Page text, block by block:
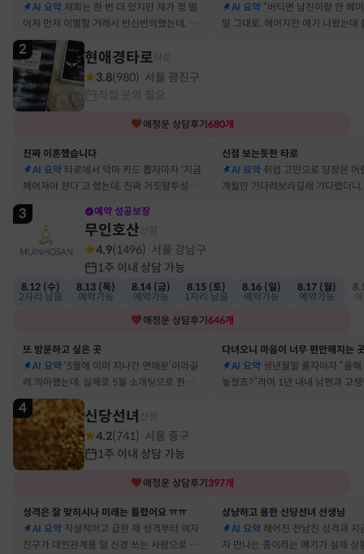
AI 요약 재회는 한 번 더 있지만 제가 정 떨
어져 먼저 이별할 거래서 반신반의했는데, 정
말 재회 후 제가 먼저 헤어지자고 했어요
AI 요약 “버티면 남친이랑 안 헤
말 그대로, 헤어지잔 얘기 나왔는데
2 현애경타로
3.8(980) 서울 광진구
애정운 상담후기 680개
진짜 이혼했습니다
AI 요약 타로에서 악마 카드 뽑자마자 ‘지금
헤어져야 한다’고 했는데, 진짜 거짓말투성이
결혼 생활 끝에 이혼 숙고 중이에요
신점 보는듯한 타로
AI 요약 취업 고민으로 당장은 어
개월만 기다려보라길래 기다렸더니
3 예약 성공보장
무인호산
4.9(1496) 서울 강남구
1주 이내 상담 가능
8.12 (수)
2자리 남음
8.13 (목)
예약가능
8.14 (금)
예약가능
8.15 (토)
1자리 남음
8.16 (일)
예약가능
8.17 (월)
예약가능
애정운 상담후기 646개
또 방문하고 싶은 곳
AI 요약 ‘5월에 이미 지나간 연애운’이라길
래 의아했는데, 실제로 5월 소개팅으로 한참
고민했던 사람이 있었어요
다녀오니 마음이 너무 편안해지는
AI 요약 생년월일 풀자마자 “올
놓쳤죠?”라며 1년 내내 남편과 고
4 신당선녀
4.2(741) 서울 중구
1주 이내 상담 가능
애정운 상담후기 397개
성격은 잘 맞히시나 미래는 틀렸어요 ㅠㅠ
AI 요약 직설적이고 급한 제 성격부터 여자
친구가 대인관계를 덜 신경 쓰는 사람으로 바
상냥하고 용한 신당선녀 선생님
AI 요약 헤어진 전남친 성격과 지
자 만나는 중이라는 얘기가 실제 상